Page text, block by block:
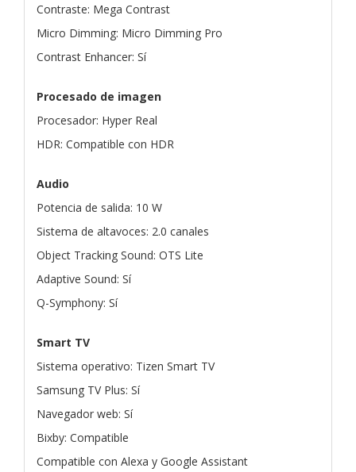
Contraste: Mega Contrast
Micro Dimming: Micro Dimming Pro
Contrast Enhancer: Sí
Procesado de imagen
Procesador: Hyper Real
HDR: Compatible con HDR
Audio
Potencia de salida: 10 W
Sistema de altavoces: 2.0 canales
Object Tracking Sound: OTS Lite
Adaptive Sound: Sí
Q-Symphony: Sí
Smart TV
Sistema operativo: Tizen Smart TV
Samsung TV Plus: Sí
Navegador web: Sí
Bixby: Compatible
Compatible con Alexa y Google Assistant